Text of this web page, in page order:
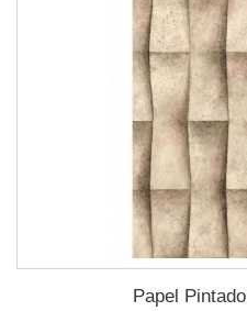
Papel